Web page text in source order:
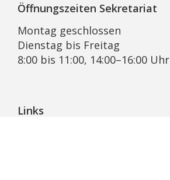
Öffnungszeiten Sekretariat
Montag geschlossen
Dienstag bis Freitag
8:00 bis 11:00, 14:00–16:00 Uhr
Links